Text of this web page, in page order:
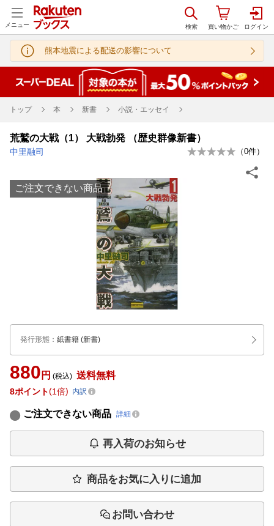
メニュー
熊本地震による配送の影響について
トップ 本 新書 小説・エッセイ
荒鷲の大戦（1） 大戦勃発 （歴史群像新書）
中里融司 （0件）
ご注文できない商品
発行形態 ： 紙書籍 (新書)
880 円 (税込) 送料無料
8ポイント 1倍 内訳
ご注文できない商品 詳細
再入荷のお知らせ
商品をお気に入りに追加
お問い合わせ